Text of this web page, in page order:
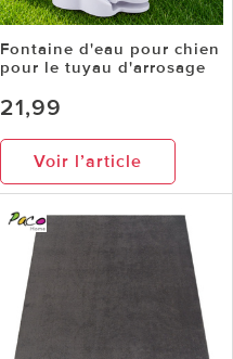
Fontaine d'eau pour chien
pour le tuyau d'arrosage
21,99
Voir l’article